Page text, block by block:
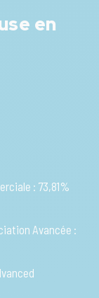
en
: 73,81%
Avancée :